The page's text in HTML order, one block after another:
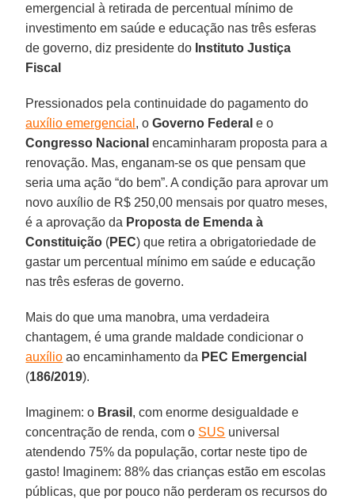
emergencial à retirada de percentual mínimo de
investimento em saúde e educação nas três esferas
de governo, diz presidente do Instituto Justiça
Fiscal
Pressionados pela continuidade do pagamento do
auxílio emergencial , oGoverno Federal e o
Congresso Nacional encaminharam proposta para a
renovação. Mas, enganam-se os que pensam que
seria uma ação “do bem”. A condição para aprovar um
novo auxílio de R$ 250,00 mensais por quatro meses,
é a aprovação da Proposta de Emenda à
Constituição (PEC) que retira a obrigatoriedade de
gastar um percentual mínimo em saúde e educação
nas três esferas de governo.
Mais do que uma manobra, uma verdadeira
chantagem, é uma grande maldade condicionar o
auxílio ao encaminhamento da PEC Emergencial
(186/2019).
Imaginem: o Brasil , com enorme desigualdade e
concentração de renda, com o SUS universal
atendendo 75% da população, cortar neste tipo de
gasto! Imaginem: 88% das crianças estão em escolas
públicas, que por pouco não perderam os recursos do